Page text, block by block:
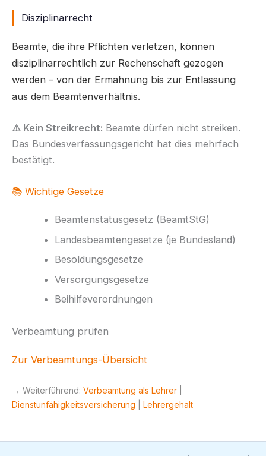
Disziplinarrecht
Beamte, die ihre Pflichten verletzen, können
disziplinarrechtlich zur Rechenschaft gezogen
werden – von der Ermahnung bis zur Entlassung
aus dem Beamtenverhältnis.
⚠️ Kein Streikrecht: Beamte dürfen nicht streiken.
Das Bundesverfassungsgericht hat dies mehrfach
bestätigt.
📚 Wichtige Gesetze
Beamtenstatusgesetz (BeamtStG)
Landesbeamtengesetze (je Bundesland)
Besoldungsgesetze
Versorgungsgesetze
Beihilfeverordnungen
Verbeamtung prüfen
Zur Verbeamtungs-Übersicht
→ Weiterführend: Verbeamtung als Lehrer
Dienstunfähigkeitsversicherung
Lehrergehalt